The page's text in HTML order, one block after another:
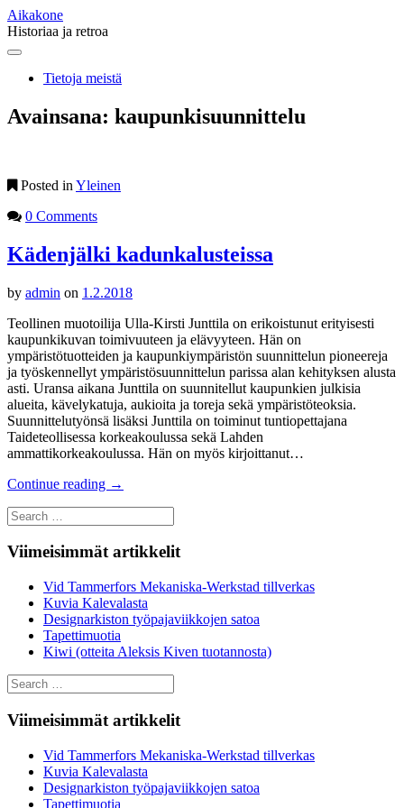
Aikakone
Historiaa ja retroa
Main
Skip
contentTietoja meistä
Avainsana: kaupunkisuunnittelu
Posted in Yleinen
0 Comments
Kädenjälki kadunkalusteissa
by admin on 1.2.2018
Teollinen muotoilija Ulla-Kirsti Junttila on erikoistunut erityisesti
kaupunkikuvan toimivuuteen ja elävyyteen. Hän on
ympäristötuotteiden ja kaupunkiympäristön suunnittelun pioneereja
ja työskennellyt ympäristösuunnittelun parissa alan kehityksen alusta
asti. Uransa aikana Junttila on suunnitellut kaupunkien julkisia
alueita, kävelykatuja, aukioita ja toreja sekä ympäristöteoksia.
Suunnittelutyönsä lisäksi Junttila on toiminut tuntiopettajana
Taideteollisessa korkeakoulussa sekä Lahden
ammattikorkeakoulussa. Hän on myös kirjoittanut…
Continue reading →
Search
for:
Viimeisimmät artikkelit
Vid Tammerfors Mekaniska-Werkstad tillverkas
Kuvia Kalevalasta
Designarkiston työpajaviikkojen satoa
Tapettimuotia
Kiwi (otteita Aleksis Kiven tuotannosta)
Search
for:
Viimeisimmät artikkelit
Vid Tammerfors Mekaniska-Werkstad tillverkas
Kuvia Kalevalasta
Designarkiston työpajaviikkojen satoa
Tapettimuotia